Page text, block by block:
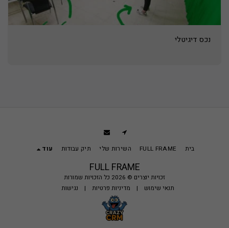
נכס דיגיטלי
FULL FRAME
זכויות יוצרים © 2026 כל הזכויות שמורות
תנאי שימוש | מדיניות פרטיות | נגישות
בית FULL FRAME השירות שלי תיק עבודות עוד